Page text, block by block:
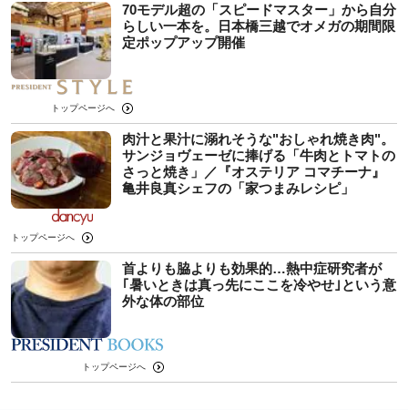
70モデル超の「スピードマスター」から自分
らしい一本を。日本橋三越でオメガの期間限
定ポップアップ開催
トップページへ
肉汁と果汁に溺れそうな"おしゃれ焼き肉"。
サンジョヴェーゼに捧げる「牛肉とトマトの
さっと焼き」／『オステリア コマチーナ』
亀井良真シェフの「家つまみレシピ」
トップページへ
首よりも脇よりも効果的…熱中症研究者が
｢暑いときは真っ先にここを冷やせ｣という意
外な体の部位
トップページへ